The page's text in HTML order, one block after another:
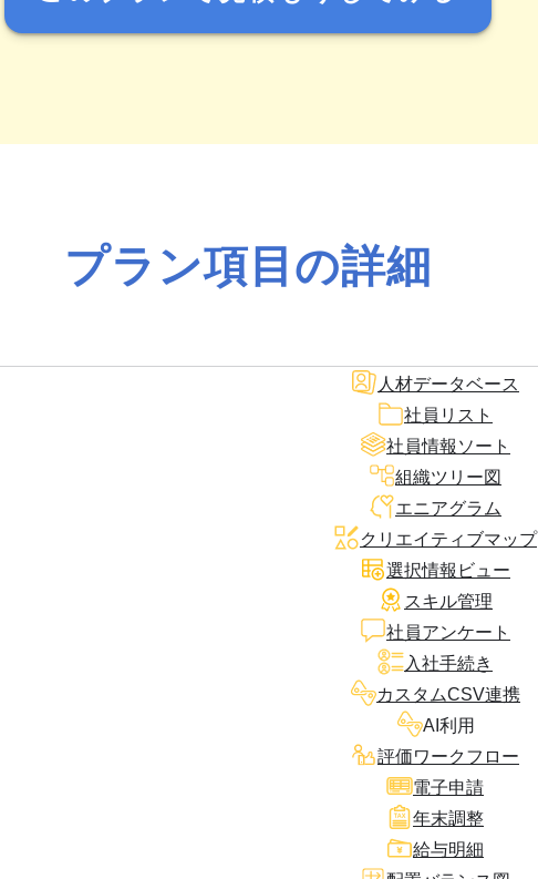
プラン項目の詳細
人材データベース
社員リスト
社員情報ソート
組織ツリー図
エニアグラム
クリエイティブマップ
選択情報ビュー
スキル管理
社員アンケート
入社手続き
カスタムCSV連携
AI利用
評価ワークフロー
電子申請
年末調整
給与明細